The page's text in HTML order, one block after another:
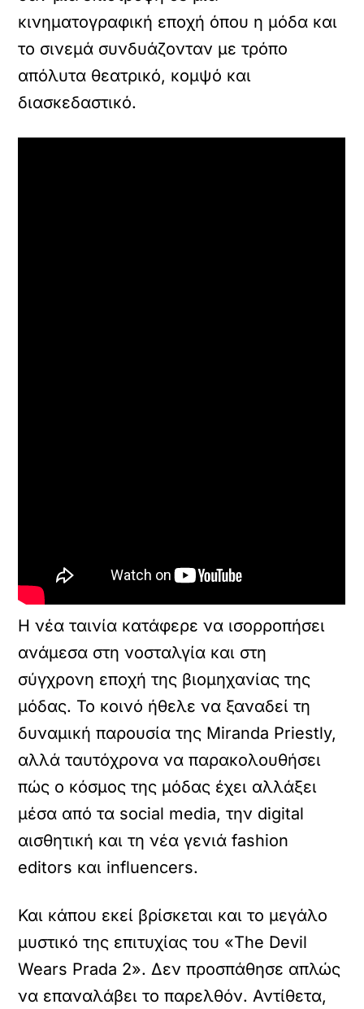
κινηματογραφική εποχή όπου η μόδα και
το σινεμά συνδυάζονταν με τρόπο
απόλυτα θεατρικό, κομψό και
διασκεδαστικό.
Η νέα ταινία κατάφερε να ισορροπήσει
ανάμεσα στη νοσταλγία και στη
σύγχρονη εποχή της βιομηχανίας της
μόδας. Το κοινό ήθελε να ξαναδεί τη
δυναμική παρουσία της Miranda Priestly,
αλλά ταυτόχρονα να παρακολουθήσει
πώς ο κόσμος της μόδας έχει αλλάξει
μέσα από τα social media, την digital
αισθητική και τη νέα γενιά fashion
editors και influencers.
Και κάπου εκεί βρίσκεται και το μεγάλο
μυστικό της επιτυχίας του «The Devil
Wears Prada 2». Δεν προσπάθησε απλώς
να επαναλάβει το παρελθόν. Αντίθετα,